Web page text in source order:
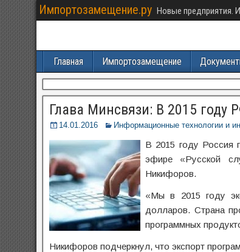
Импортозамещение.ру Новые предприятия.
Главная Импортозамещение
Глава Минсвязи: В 2015 году
14.01.2016 Информационные технологии и
В 2015 году Россия
эфире «Русской
Никифоров.
«Мы в 2015 году
долларов. Страна
программных
Никифоров подчеркнул, что экспорт